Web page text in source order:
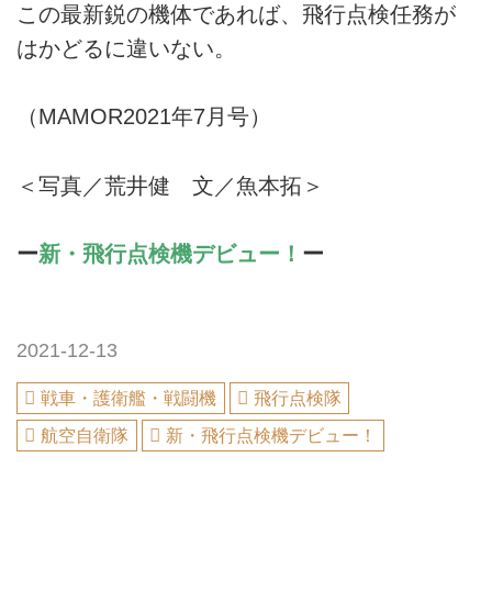
この最新鋭の機体であれば、飛行点検任務が
はかどるに違いない。
（MAMOR2021年7月号）
＜写真／荒井健 文／魚本拓＞
ー新・飛行点検機デビュー！ ー
2021-12-13
戦車・護衛艦・戦闘機
飛行点検隊
航空自衛隊
新・飛行点検機デビュー！